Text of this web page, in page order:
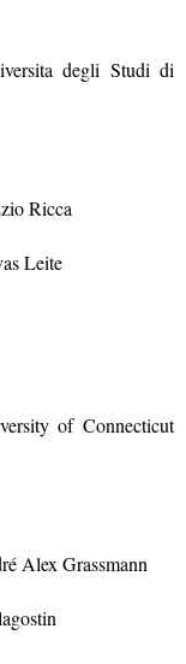
degli Studi di
Ricca
Leite
of Connecticut
Alex Grassmann